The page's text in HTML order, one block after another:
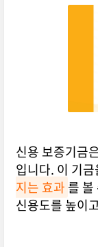
신용 보증기금
입니다. 이 기
지는 효과 를
신용도를 높이